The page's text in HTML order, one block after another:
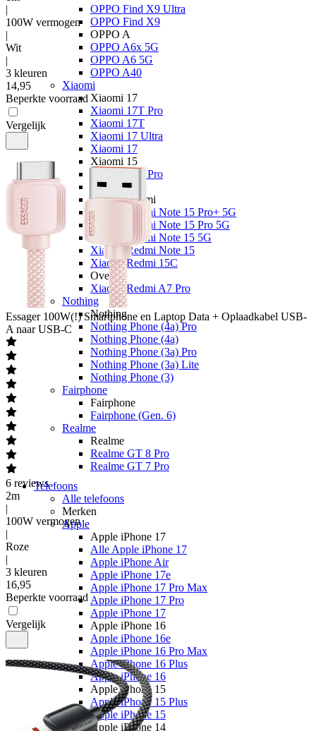
OPPO Find X9 Ultra
OPPO Find X9
OPPO A
OPPO A6x 5G
OPPO A6 5G
OPPO A40
Xiaomi
Xiaomi 17
Xiaomi 17T Pro
Xiaomi 17T
Xiaomi 17 Ultra
Xiaomi 17
Xiaomi 15
Xiaomi 15T Pro
Xiaomi 15T
Xiaomi Redmi
Xiaomi Redmi Note 15 Pro+ 5G
Xiaomi Redmi Note 15 Pro 5G
Xiaomi Redmi Note 15 5G
Xiaomi Redmi Note 15
Xiaomi Redmi 15C
Overige
Xiaomi Redmi A7 Pro
Nothing
Nothing
Nothing Phone (4a) Pro
Nothing Phone (4a)
Nothing Phone (3a) Pro
Nothing Phone (3a) Lite
Nothing Phone (3)
Fairphone
Fairphone
Fairphone (Gen. 6)
Realme
Realme
Realme GT 8 Pro
Realme GT 7 Pro
Telefoons
Alle telefoons
Merken
Apple
Apple iPhone 17
Alle Apple iPhone 17
Apple iPhone Air
Apple iPhone 17e
Apple iPhone 17 Pro Max
Apple iPhone 17 Pro
Apple iPhone 17
Apple iPhone 16
Apple iPhone 16e
Apple iPhone 16 Pro Max
Apple iPhone 16 Plus
Apple iPhone 16
Apple iPhone 15
Apple iPhone 15 Plus
Apple iPhone 15
Apple iPhone 14
|
100W vermogen
|
Wit
|
3 kleuren
14,95
Beperkte voorraad
Vergelijk
Essager 100W(!) Smartphone en Laptop Data + Oplaadkabel USB-
A naar USB-C
6 reviews
2m
|
100W vermogen
|
Roze
|
3 kleuren
16,95
Beperkte voorraad
Vergelijk